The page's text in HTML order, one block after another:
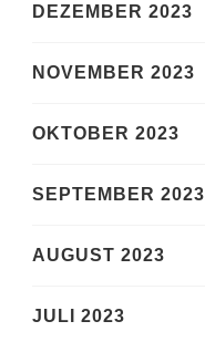
DEZEMBER 2023
NOVEMBER 2023
OKTOBER 2023
SEPTEMBER 2023
AUGUST 2023
JULI 2023